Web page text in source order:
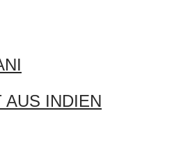
AUS INDIEN